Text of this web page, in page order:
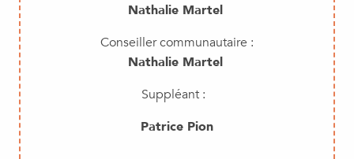
Nathalie Martel
Conseiller communautaire :
Nathalie Martel
Suppléant :
Patrice Pion